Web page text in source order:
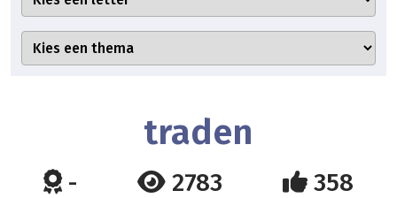
traden
- 2783 358